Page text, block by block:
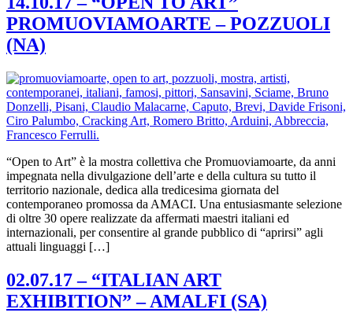
PROMUOVIAMOARTE – POZZUOLI
(NA)
“Open to Art” è la mostra collettiva che Promuoviamoarte, da anni
impegnata nella divulgazione dell’arte e della cultura su tutto il
territorio nazionale, dedica alla tredicesima giornata del
contemporaneo promossa da AMACI. Una entusiasmante selezione
di oltre 30 opere realizzate da affermati maestri italiani ed
internazionali, per consentire al grande pubblico di “aprirsi” agli
attuali linguaggi […]
02.07.17 – “ITALIAN ART
EXHIBITION” – AMALFI (SA)